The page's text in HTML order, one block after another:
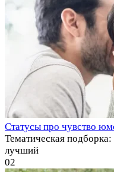
Статусы про чувство
Тематическая
лучший
02